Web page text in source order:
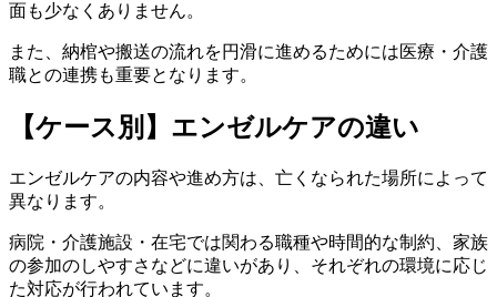
面も少なくありません。
また、納棺や搬送の流れを円滑に進めるためには医療・介護
職との連携も重要となります。
【ケース別】エンゼルケアの違い
エンゼルケアの内容や進め方は、亡くなられた場所によって
異なります。
病院・介護施設・在宅では関わる職種や時間的な制約、家族
の参加のしやすさなどに違いがあり、それぞれの環境に応じ
た対応が行われています。